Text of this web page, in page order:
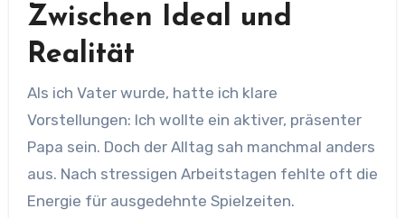
Zwischen Ideal und
Realität
Als ich Vater wurde, hatte ich klare
Vorstellungen: Ich wollte ein aktiver, präsenter
Papa sein. Doch der Alltag sah manchmal anders
aus. Nach stressigen Arbeitstagen fehlte oft die
Energie für ausgedehnte Spielzeiten.